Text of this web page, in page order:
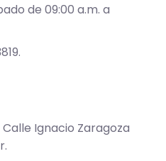
de 09:00 a.m. a
Ignacio Zaragoza